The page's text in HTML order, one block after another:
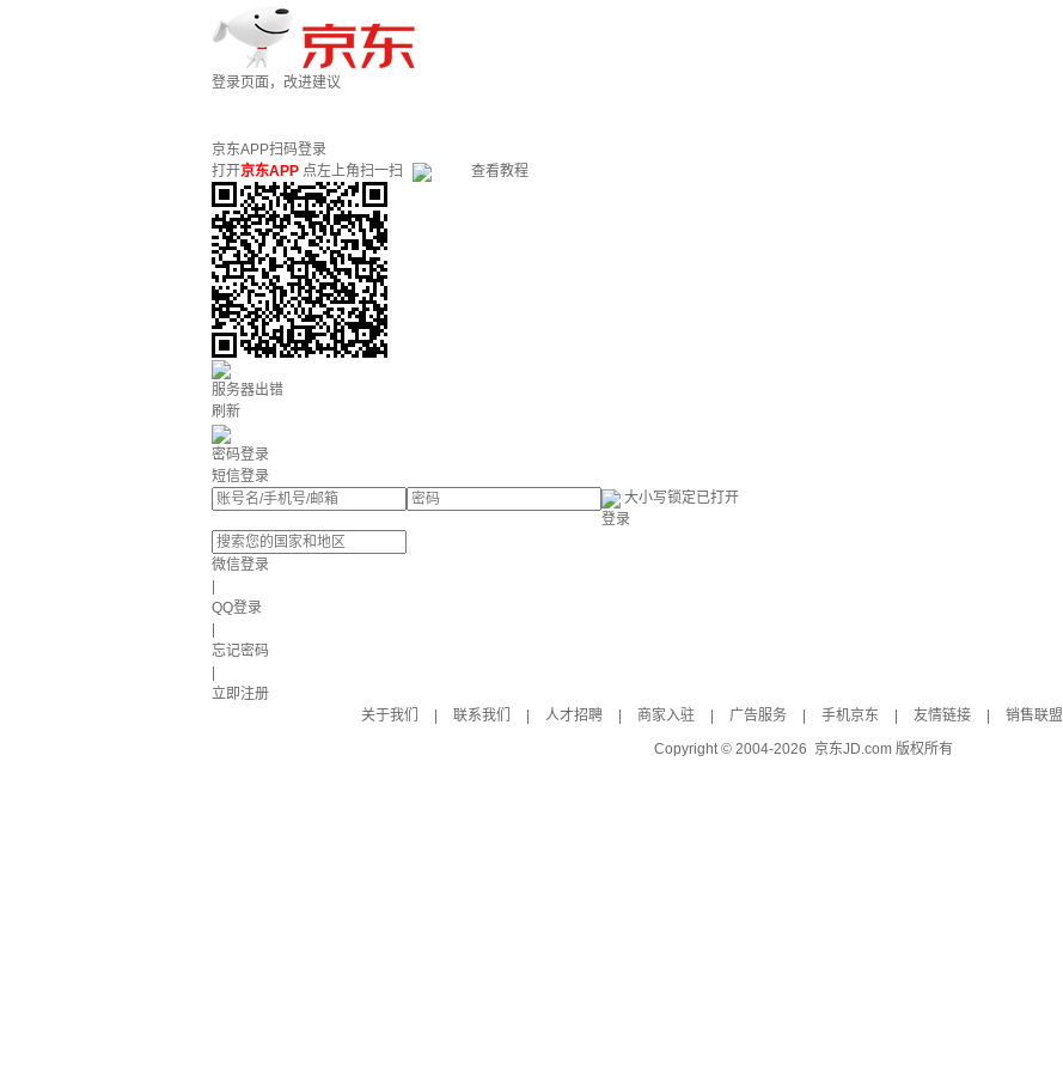
登录页面，改进建议
京东APP扫码登录
打开京东APP 点左上角扫一扫 查看教程
服务器出错
刷新
密码登录
短信登录
大小写锁定已打开
登录
微信登录
QQ登录
忘记密码
立即注册
关于我们
联系我们 人才招聘 商家入驻 广告服务 手机京东 友情链接 销售联盟
Copyright © 2004-2026 京东JD.com 版权所有